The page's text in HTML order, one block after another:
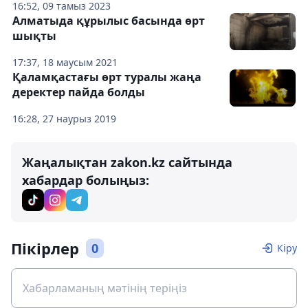
16:52, 09 тамыз 2023
17:37, 18 маусым 2021
Алматыда құрылыс басында өрт
шықты
16:28, 27 наурыз 2019
Қаламқастағы өрт туралы жаңа
деректер пайда болды
Жаңалықтан zakon.kz сайтында
хабардар болыңыз:
Пікірлер 0 Кіру